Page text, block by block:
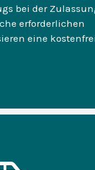
bei der
erforderlichen
eine